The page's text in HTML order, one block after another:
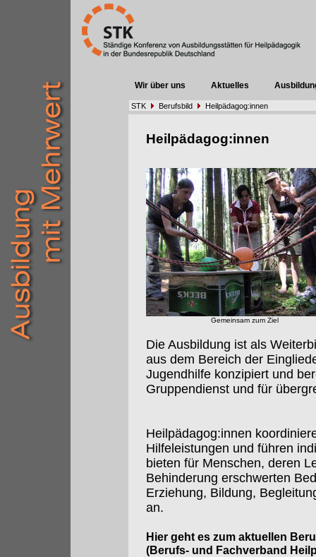
Wir über uns Aktuelles
STK Berufsbild Heilpädagog:innen
Heilpädagog:innen
Gemeinsam zum Ziel
Die Ausbildung ist als
aus dem Bereich der
Jugendhilfe konzipiert und
Gruppendienst und für
Heilpädagog:innen
Hilfeleistungen und führen
bieten für Menschen, deren
Behinderung erschwerten
Erziehung, Bildung,
an.
Hier geht es zum aktuellen
(Berufs- und Fachverband